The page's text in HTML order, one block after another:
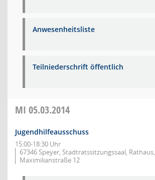
Anwesenheitsliste
Teilniederschrift öffentlich
MI 05.03.2014
Jugendhilfeausschuss
15:00-18:30 Uhr
67346 Speyer, Stadtratssitzungssaal, Rathaus,
Maximilianstraße 12